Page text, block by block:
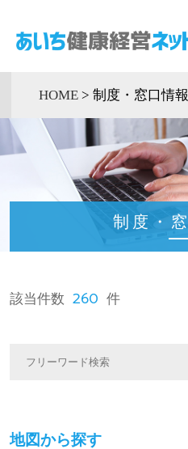
HOME > 制度・窓口情報
制度・
該当件数 260 件
地図から探す